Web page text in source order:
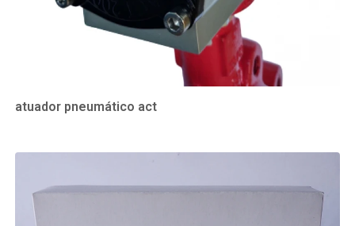
atuador pneumático act